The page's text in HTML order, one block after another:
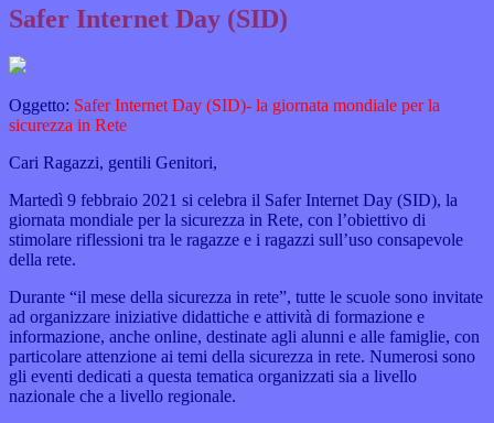
Safer Internet Day (SID)
Oggetto: Safer Internet Day (SID)- la giornata mondiale per la
sicurezza in Rete
Cari Ragazzi, gentili Genitori,
Martedì 9 febbraio 2021 si celebra il Safer Internet Day (SID), la
giornata mondiale per la sicurezza in Rete, con l’obiettivo di
stimolare riflessioni tra le ragazze e i ragazzi sull’uso consapevole
della rete.
Durante “il mese della sicurezza in rete”, tutte le scuole sono invitate
ad organizzare iniziative didattiche e attività di formazione e
informazione, anche online, destinate agli alunni e alle famiglie, con
particolare attenzione ai temi della sicurezza in rete. Numerosi sono
gli eventi dedicati a questa tematica organizzati sia a livello
nazionale che a livello regionale.